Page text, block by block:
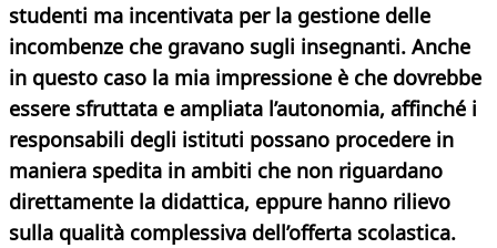
studenti ma incentivata per la gestione delle
incombenze che gravano sugli insegnanti. Anche
in questo caso la mia impressione è che dovrebbe
essere sfruttata e ampliata l’autonomia, affinché i
responsabili degli istituti possano procedere in
maniera spedita in ambiti che non riguardano
direttamente la didattica, eppure hanno rilievo
sulla qualità complessiva dell’offerta scolastica.